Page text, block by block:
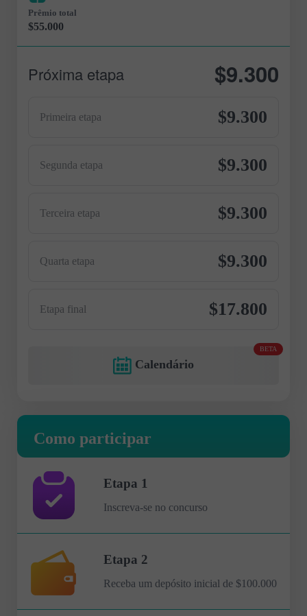
Prêmio total
$55.000
$9.300
Próxima etapa
Primeira etapa $9.300
Segunda etapa $9.300
Terceira etapa $9.300
Quarta etapa $9.300
Etapa final $17.800
Calendário
BETA
Como participar
Etapa 1
Inscreva-se no concurso
Etapa 2
Receba um depósito inicial de $100.000